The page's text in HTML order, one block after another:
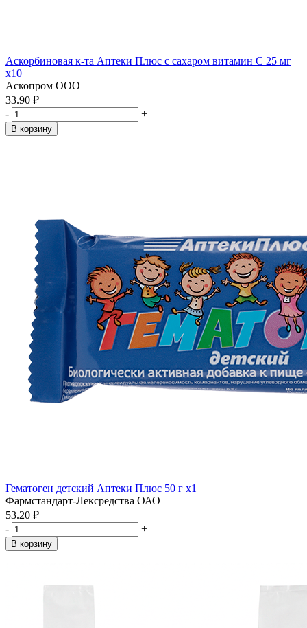
Аскорбиновая к-та Аптеки Плюс с сахаром витамин С 25 мг
x10
Аскопром ООО
33.90 ₽
-
+
В корзину
Гематоген детский Аптеки Плюс 50 г x1
Фармстандарт-Лексредства ОАО
53.20 ₽
-
+
В корзину